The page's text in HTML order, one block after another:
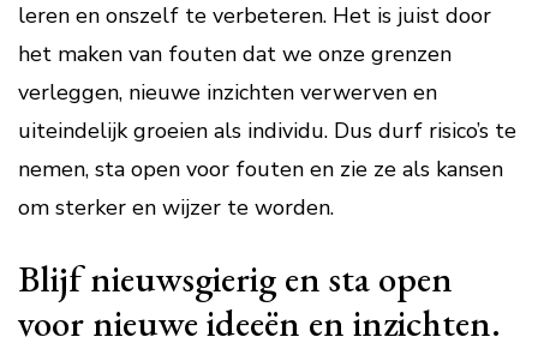
leren en onszelf te verbeteren. Het is juist door
het maken van fouten dat we onze grenzen
verleggen, nieuwe inzichten verwerven en
uiteindelijk groeien als individu. Dus durf risico’s te
nemen, sta open voor fouten en zie ze als kansen
om sterker en wijzer te worden.
Blijf nieuwsgierig en sta open
voor nieuwe ideeën en inzichten.